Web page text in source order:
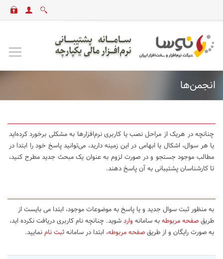
انجمن‌ها
چنانچه در هریک از مراحل نصب یا کاربری نرم‌افزارها به مشکلی برخورد کرده‌اید
یا هر سوال، اشکال یا ابهامی در این زمینه دارید، می‌توانید پاسخ خود را ابتدا در
مطالب موجود جستجو و در صورت لزوم به عنوان یک مبحث جدید مطرح کنید،
تا کارشناسان پشتیبانی به آن پاسخ دهند.
به منظور ثبت سوال جدید و یا پاسخ به موضوعات موجود، ابتدا می بایست از
طریقصفحه مربوطهبه سامانه واردشوید. چنانچه نام کاربری دریافت نکرده اید،
به صورت رایگان و از طریقصفحه مربوطه، ابتدا در سامانهثبت نامنمایید.